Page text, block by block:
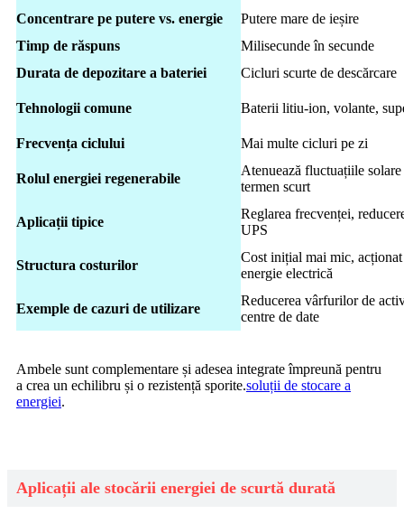
Concentrare pe putere vs. energie
Putere mare de ieșire
Timp de răspuns
Milisecunde în secunde
Durata de depozitare a bateriei
Cicluri scurte de descărcare
Tehnologii comune Baterii litiu-ion, volante,
Frecvența ciclului Mai multe cicluri pe zi
Rolul energiei regenerabile
Atenuează fluctuațiile
termen scurt
Aplicații tipice
Reglarea frecvenței,
UPS
Structura costurilor
Cost inițial mai mic, acționat
energie electrică
Exemple de cazuri de utilizare
Reducerea vârfurilor de
centre de date
Ambele sunt complementare și adesea integrate împreună pentru
a crea un echilibru și o rezistență sporite.soluții de stocare a
energiei.
Aplicații ale stocării energiei de scurtă durată